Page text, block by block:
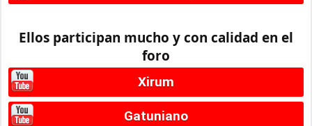
Ellos participan mucho y con calidad en el
foro
Xirum
Gatuniano